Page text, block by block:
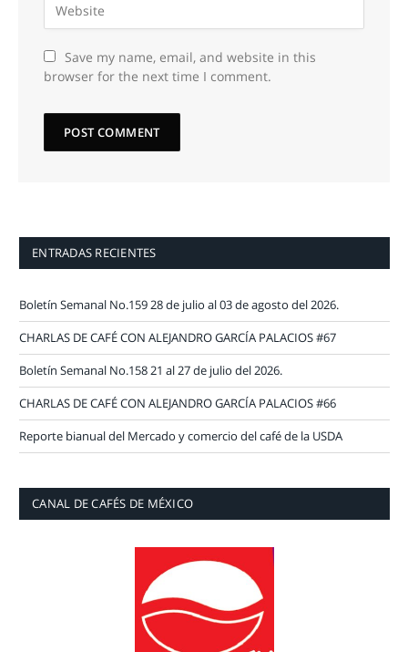
Save my name, email, and website in this
browser for the next time I comment.
ENTRADAS RECIENTES
Boletín Semanal No.159 28 de julio al 03 de agosto del 2026.
CHARLAS DE CAFÉ CON ALEJANDRO GARCÍA PALACIOS #67
Boletín Semanal No.158 21 al 27 de julio del 2026.
CHARLAS DE CAFÉ CON ALEJANDRO GARCÍA PALACIOS #66
Reporte bianual del Mercado y comercio del café de la USDA
CANAL DE CAFÉS DE MÉXICO